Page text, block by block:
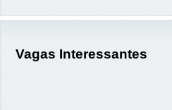
Vagas Interessantes